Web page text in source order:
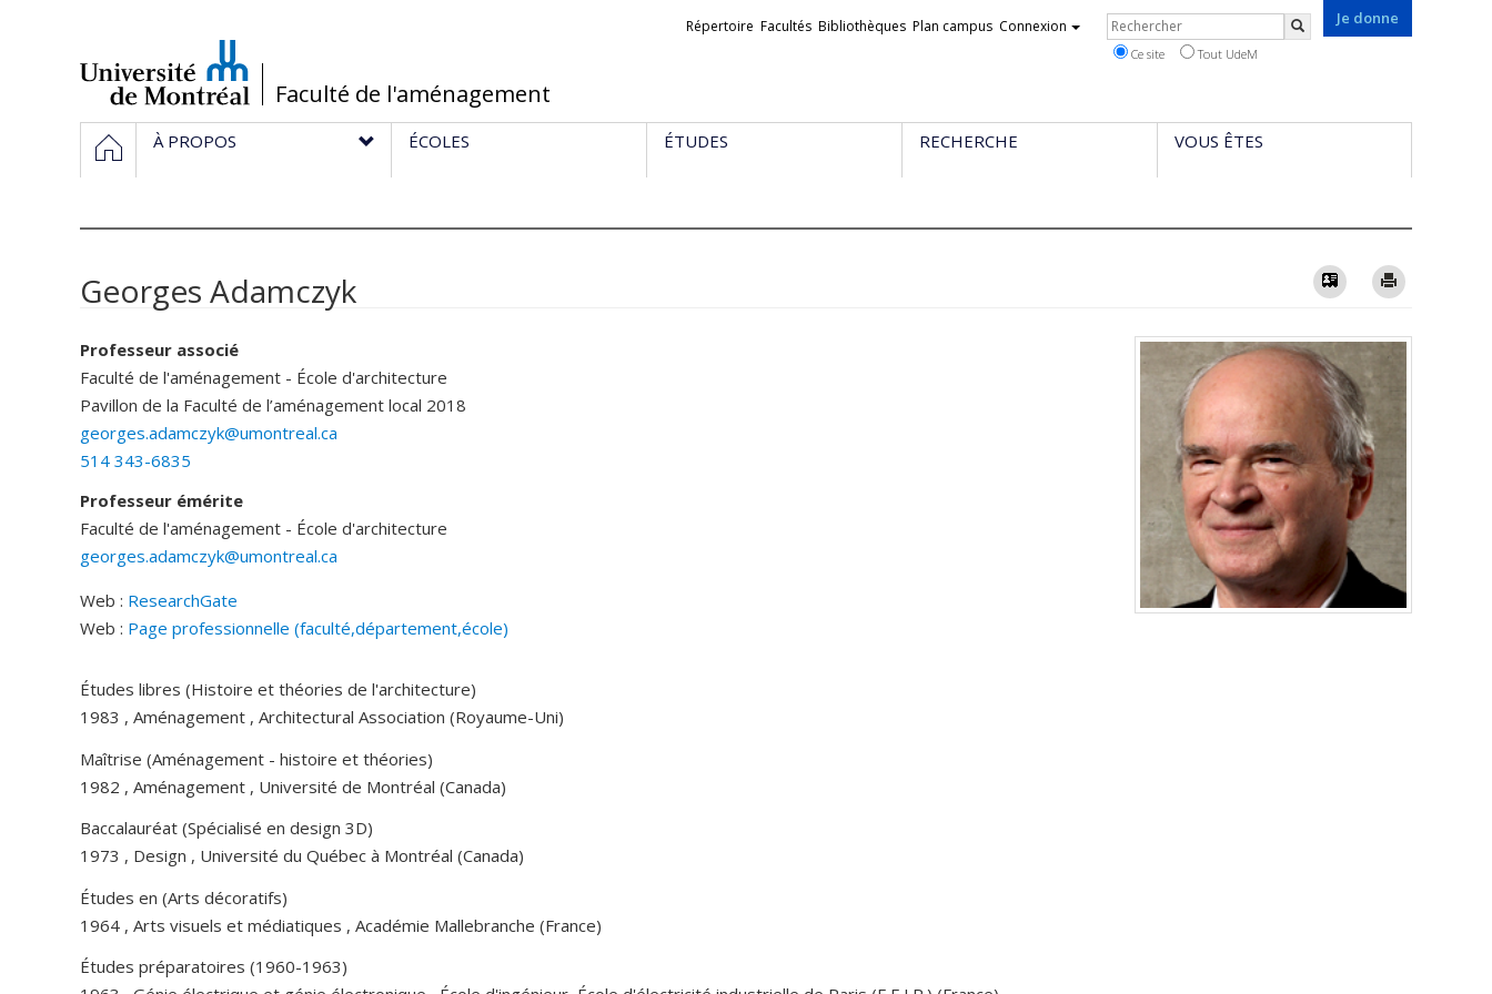
/Faculté de l'aménagement
Je donne
Liens
Répertoire Facultés Bibliothèques Plan campus Connexion Rechercher
Ce site Tout UdeM
Navigation
principale
ACCUEIL
À PROPOS ÉCOLES ÉTUDES RECHERCHE VOUS ÊTES
Georges Adamczyk Vcard
Professeur associé
Faculté de l'aménagement - École d'architecture
Pavillon de la Faculté de l’aménagement local 2018
georges.adamczyk@umontreal.ca
514 343-6835
Professeur émérite
Faculté de l'aménagement - École d'architecture
georges.adamczyk@umontreal.ca
Web : ResearchGate
Web : Page professionnelle (faculté,département,école)
Études libres (Histoire et théories de l'architecture)
1983 , Aménagement , Architectural Association (Royaume-Uni)
Maîtrise (Aménagement - histoire et théories)
1982 , Aménagement , Université de Montréal (Canada)
Baccalauréat (Spécialisé en design 3D)
1973 , Design , Université du Québec à Montréal (Canada)
Études en (Arts décoratifs)
1964 , Arts visuels et médiatiques , Académie Mallebranche (France)
Études préparatoires (1960-1963)